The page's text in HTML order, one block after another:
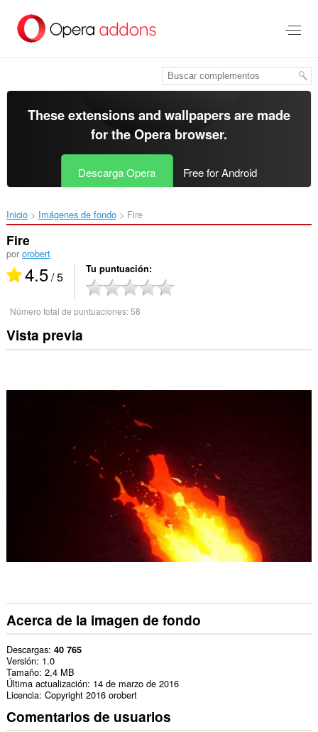
contenido
These extensions and wallpapers are made
for theOpera browser.
Descarga Opera Free for Android
Inicio Imágenes de fondo Fire‎
Fire
por orobert
4.5/ 5 Tu puntuación
Número total de puntuaciones:58
Vista previa
Acerca de la imagen de fondo
Descargas 40 765
Versión 1.0
Tamaño 2,4 MB
Última actualización 14 de marzo de 2016
Licencia Copyright 2016 orobert
Comentarios de usuarios